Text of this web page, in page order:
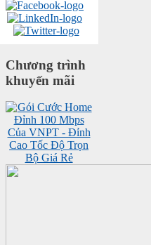
Chương trình
khuyến mãi